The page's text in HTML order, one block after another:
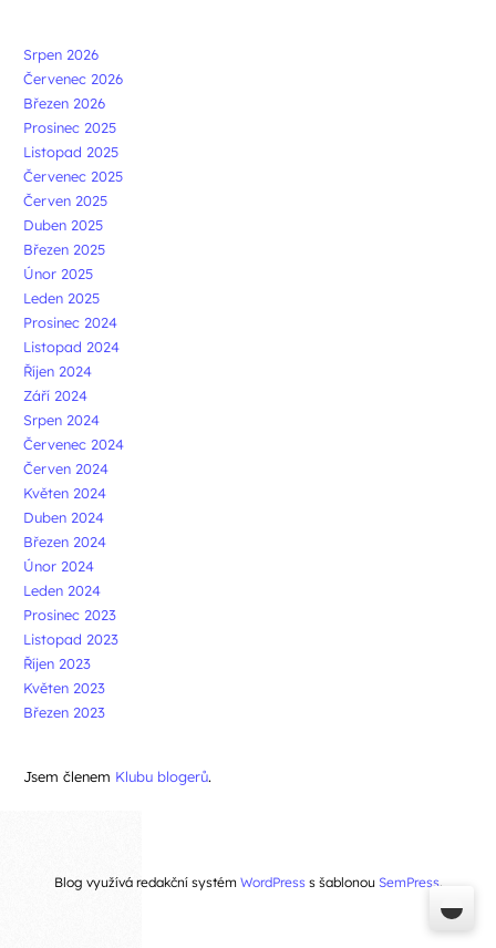
Srpen 2026
Červenec 2026
Březen 2026
Prosinec 2025
Listopad 2025
Červenec 2025
Červen 2025
Duben 2025
Březen 2025
Únor 2025
Leden 2025
Prosinec 2024
Listopad 2024
Říjen 2024
Září 2024
Srpen 2024
Červenec 2024
Červen 2024
Květen 2024
Duben 2024
Březen 2024
Únor 2024
Leden 2024
Prosinec 2023
Listopad 2023
Říjen 2023
Květen 2023
Březen 2023
Jsem členem Klubu blogerů.
Blog využívá redakční systém WordPresss šablonou SemPress.